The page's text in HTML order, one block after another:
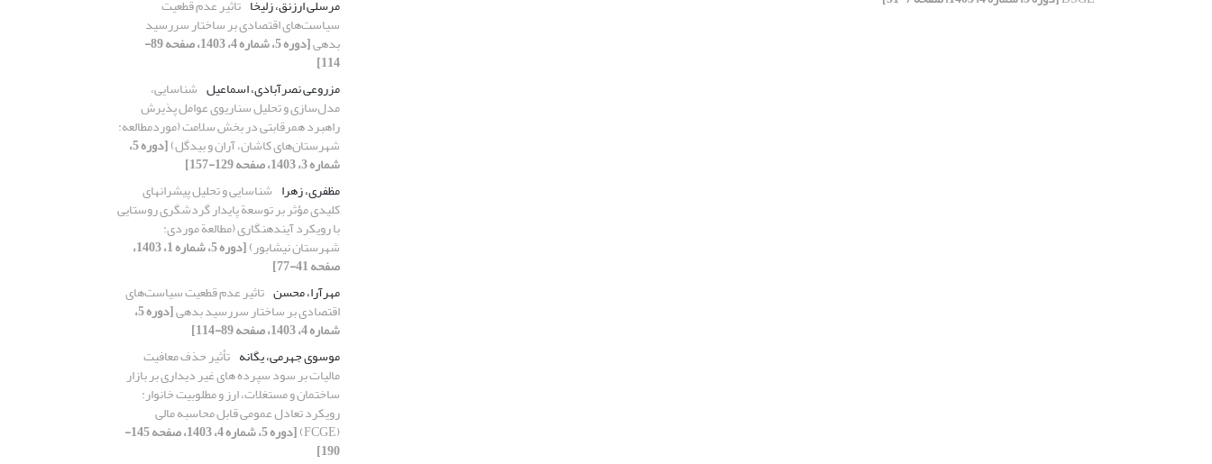
مرسلی ارزنق، زلیخا تاثیر عدم قطعیت
سیاست‌های اقتصادی بر ساختار سررسید
بدهی [دوره 5، شماره 4، 1403، صفحه 89-
114]
مزروعی نصرآبادی، اسماعیل شناسایی،
مدل‌سازی و تحلیل سناریوی‌ عوامل پذیرش
راهبرد همرقابتی در بخش سلامت (موردمطالعه:
شهرستان‌های کاشان، آران و بیدگل) [دوره 5،
شماره 3، 1403، صفحه 129-157]
مظفری، زهرا شناسایی و تحلیل پیشران‏های
کلیدی مؤثر بر توسعة پایدار گردشگری روستایی
با رویکرد آینده‏نگاری (مطالعة موردی:
شهرستان نیشابور) [دوره 5، شماره 1، 1403،
صفحه 41-77]
مهرآرا، محسن تاثیر عدم قطعیت سیاست‌های
اقتصادی بر ساختار سررسید بدهی [دوره 5،
شماره 4، 1403، صفحه 89-114]
موسوی جهرمی، یگانه تأثیر حذف معافیت
مالیات بر سود سپرده های غیر دیداری بر بازار
ساختمان و مستغلات، ارز و مطلوبیت خانوار:
رویکرد تعادل عمومی قابل محاسبه مالی
(FCGE) [دوره 5، شماره 4، 1403، صفحه 145-
190]